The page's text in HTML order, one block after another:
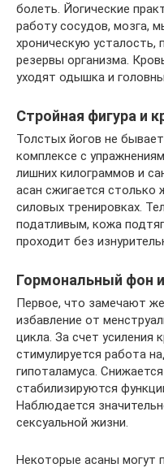
болеть. Йогические
работу сосудов, мозга,
хроническую усталость,
резервы организма.
уходят одышка и
Стройная фигура и
Толстых йогов не
комплексе с
лишних килограммов и
асан сжигается столько
силовых тренировках.
податливым, кожа
проходит без
Гормональный фон
Первое, что замечают
избавление от
цикла. За счет усиления
стимулируется работа
гипоталамуса.
стабилизируются
Наблюдается
сексуальной жизни.
Некоторые асаны могут